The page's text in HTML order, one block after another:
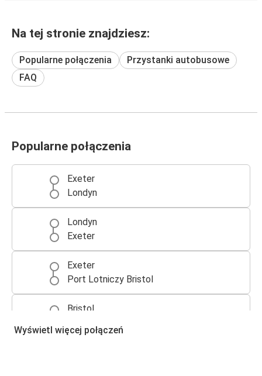
Na tej stronie znajdziesz:
Popularne połączenia
Przystanki autobusowe
FAQ
Popularne połączenia
Exeter
Londyn
Londyn
Exeter
Exeter
Port Lotniczy Bristol
Bristol
Wyświetl więcej połączeń